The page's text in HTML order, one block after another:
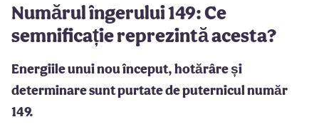
Numărul îngerului 149: Ce
semnificație reprezintă acesta?
Energiile unui nou început, hotărâre și
determinare sunt purtate de puternicul număr
149.